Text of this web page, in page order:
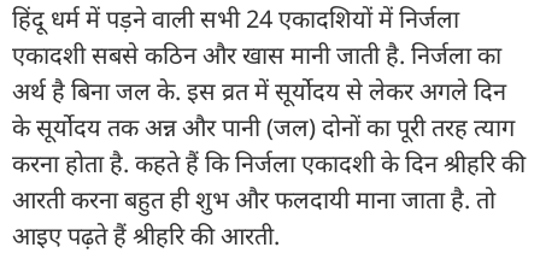
हिंदू धर्म में पड़ने वाली सभी 24 एकादशियों में निर्जला
एकादशी सबसे कठिन और खास मानी जाती है. निर्जला का
अर्थ है बिना जल के. इस व्रत में सूर्योदय से लेकर अगले दिन
के सूर्योदय तक अन्न और पानी (जल) दोनों का पूरी तरह त्याग
करना होता है. कहते हैं कि निर्जला एकादशी के दिन श्रीहरि की
आरती करना बहुत ही शुभ और फलदायी माना जाता है. तो
आइए पढ़ते हैं श्रीहरि की आरती.